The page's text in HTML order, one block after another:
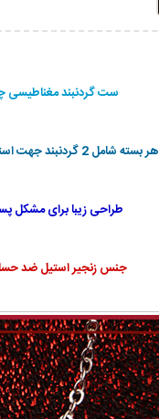
ست گردنبند مغناطیسی
هر بسته شامل 2 گردنبند جهت استفاده زوج ها
طراحی زیبا برای مشکل
جنس زنجیر استیل ضد